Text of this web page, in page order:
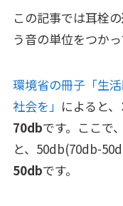
この記事では耳栓の
う音の単位をつか
環境省の冊子「生
社会を」 によると、
70dbです。ここで、
と、50db(70db-
50dbです。